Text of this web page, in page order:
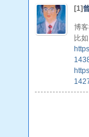
[1]
博
比